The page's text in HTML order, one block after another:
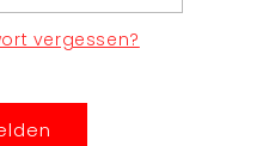
vergessen?